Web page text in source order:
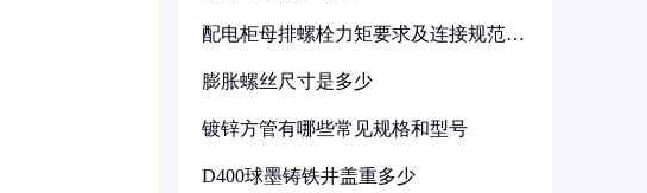
配电柜母排螺栓力矩要求及连接规范详
膨胀螺丝尺寸是多少
镀锌方管有哪些常见规格和型号
D400球墨铸铁井盖重多少